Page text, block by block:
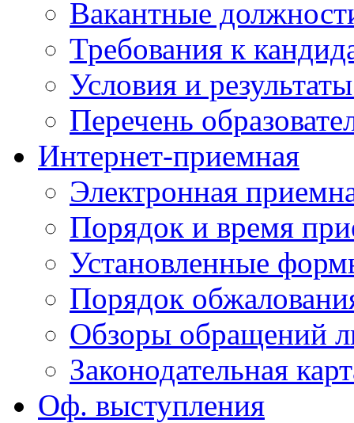
Вакантные
Требования к
Условия и
Перечень
Интернет-приемная
Электронная
Порядок и время
Установленные
Порядок
Обзоры обращений
Законодательная
Оф. выступления